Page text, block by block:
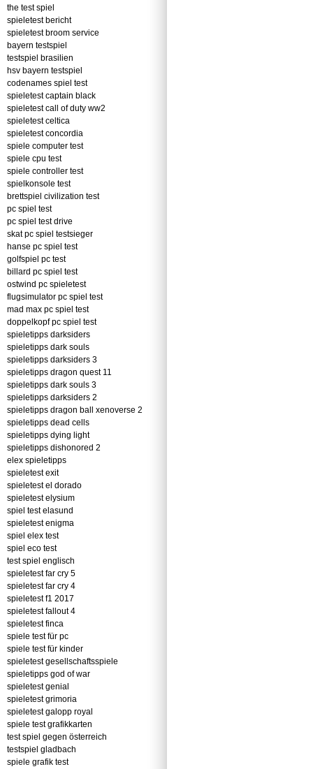
the test spiel
spieletest bericht
spieletest broom service
bayern testspiel
testspiel brasilien
hsv bayern testspiel
codenames spiel test
spieletest captain black
spieletest call of duty ww2
spieletest celtica
spieletest concordia
spiele computer test
spiele cpu test
spiele controller test
spielkonsole test
brettspiel civilization test
pc spiel test
pc spiel test drive
skat pc spiel testsieger
hanse pc spiel test
golfspiel pc test
billard pc spiel test
ostwind pc spieletest
flugsimulator pc spiel test
mad max pc spiel test
doppelkopf pc spiel test
spieletipps darksiders
spieletipps dark souls
spieletipps darksiders 3
spieletipps dragon quest 11
spieletipps dark souls 3
spieletipps darksiders 2
spieletipps dragon ball xenoverse 2
spieletipps dead cells
spieletipps dying light
spieletipps dishonored 2
elex spieletipps
spieletest exit
spieletest el dorado
spieletest elysium
spiel test elasund
spieletest enigma
spiel elex test
spiel eco test
test spiel englisch
spieletest far cry 5
spieletest far cry 4
spieletest f1 2017
spieletest fallout 4
spieletest finca
spiele test für pc
spiele test für kinder
spieletest gesellschaftsspiele
spieletipps god of war
spieletest genial
spieletest grimoria
spieletest galopp royal
spiele test grafikkarten
test spiel gegen österreich
testspiel gladbach
spiele grafik test